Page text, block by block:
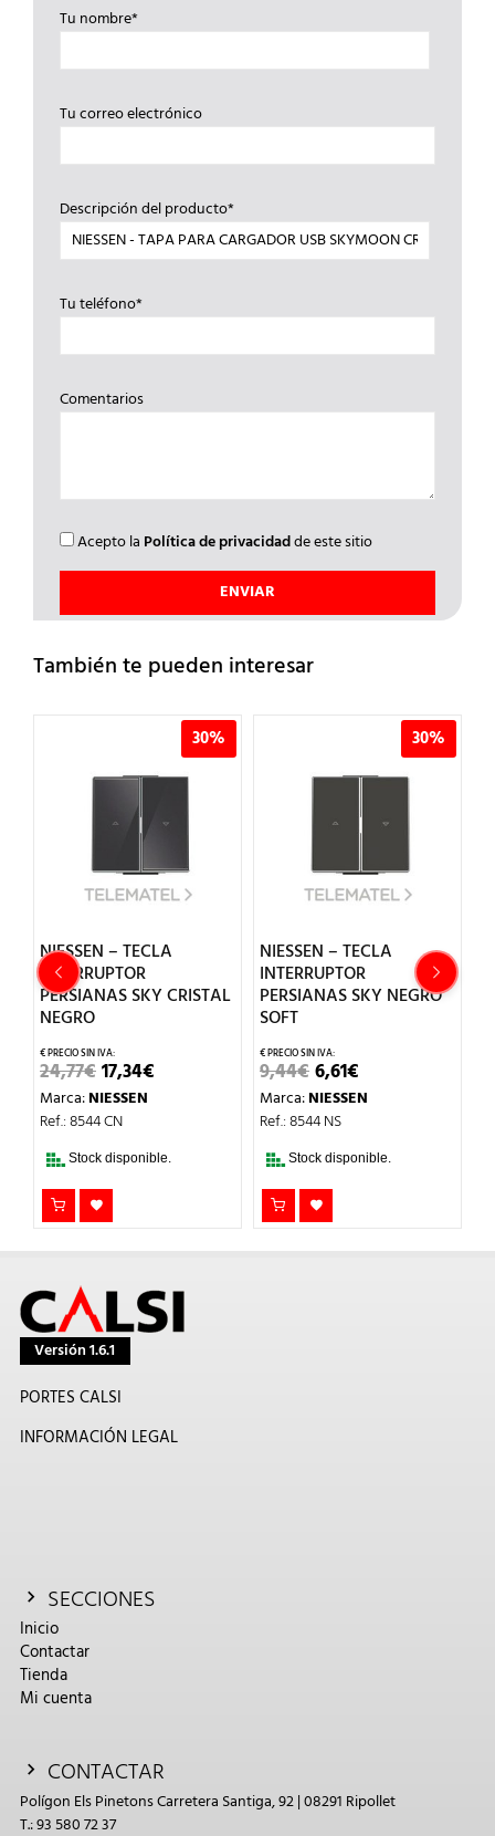
Tu nombre*
Tu correo electrónico
Descripción del producto*
Tu teléfono*
Comentarios
Acepto la Política de privacidadde este sitio
También te pueden interesar
30%
NIESSEN – TECLA
INTERRUPTOR
PERSIANAS SKY CRISTAL
NEGRO
24,77€EL
PRECIO
ORIGINAL
ERA:
17,34€
Marca:NIESSEN
Ref.: 8544 CN
Stock disponible.
30%
NIESSEN – TECLA
INTERRUPTOR
PERSIANAS SKY NEGRO
SOFT
9,44€EL
PRECIO
ORIGINAL
ERA:
6,61€PRECIO
ACTUAL
Marca:NIESSEN
Ref.: 8544 NS
Stock disponible.
Versión 1.6.1
PORTES CALSI
INFORMACIÓN LEGAL
SECCIONES
Inicio
Contactar
Tienda
Mi cuenta
CONTACTAR
Polígon Els Pinetons Carretera Santiga, 92 | 08291 Ripollet
T.: 93 580 72 37